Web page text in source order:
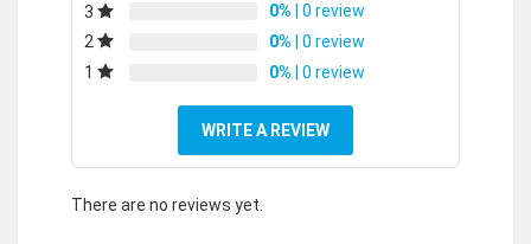
3 0% | 0 review
2
0% | 0 review
1
0% | 0 review
WRITE A REVIEW
There are no reviews yet.